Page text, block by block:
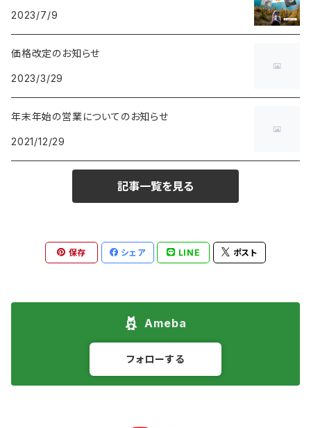
ジップパーカー
ワンピース
2023/7/9
価格改定のお知らせ
2023/3/29
年末年始の営業についてのお知らせ
2021/12/29
記事一覧を見る
保存 シェア LINE ポスト
Ameba
フォローする